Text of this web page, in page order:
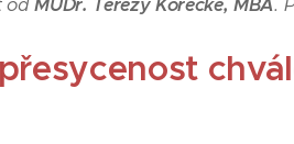
odMUDr. Terezy Korecké, MBA.